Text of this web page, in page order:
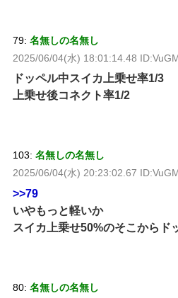
79: 名無しの名無し
2025/06/04(水) 18:01:14.48
ドッペル中スイカ上乗せ率1/3
上乗せ後コネクト率1/2
103: 名無しの名無し
2025/06/04(水) 20:23:02.67
>>79
いやもっと軽いか
スイカ上乗せ50%のそこからド
80: 名無しの名無し